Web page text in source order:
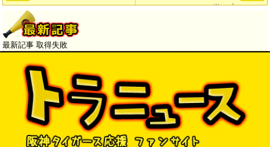
w」→
最新記事 取得失敗